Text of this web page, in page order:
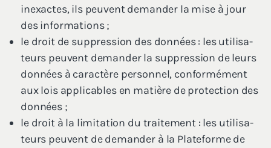
inexactes, ils peuvent deman­der la mise à jour
des informations ;
le droit de sup­pres­sion des don­nées : les uti­li­sa­
teurs peuvent deman­der la sup­pres­sion de leurs
don­nées à carac­tère per­son­nel, confor­mé­ment
aux lois appli­cables en matière de pro­tec­tion des
données ;
le droit à la limi­ta­tion du trai­te­ment : les uti­li­sa­
teurs peuvent de deman­der à la Pla­te­forme de